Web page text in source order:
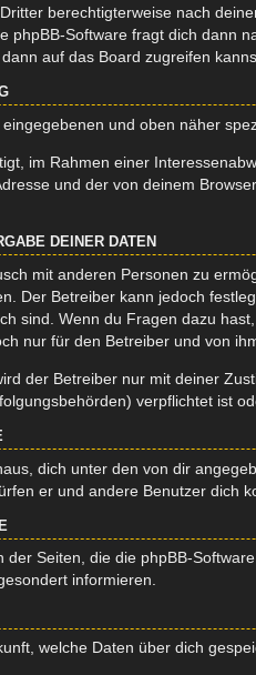
berechtigterweise nach
phpBB-Software fragt dich
auf das Board zugreifen
und oben näher
im Rahmen einer
und der von deinem
DEINER DATEN
mit anderen Personen zu
Der Betreiber kann jedoch
sind. Wenn du Fragen dazu
nur für den Betreiber und von
der Betreiber nur mit deiner
verpflichtet ist
dich unter den von dir
er und andere Benutzer dich
der Seiten, die die phpBB-
informieren.
welche Daten über dich